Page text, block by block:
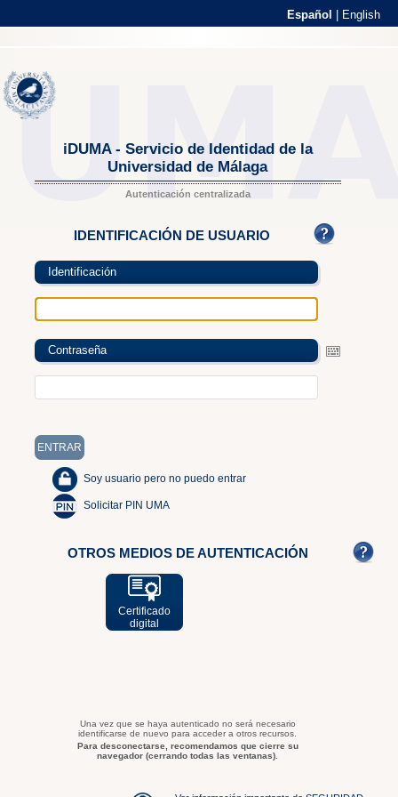
Español English
iDUMA - Servicio de Identidad de la
Universidad de Málaga
Autenticación centralizada
IDENTIFICACIÓN DE USUARIO
Identificación
Contraseña
Soy usuario pero no puedo entrar
Solicitar PIN UMA
OTROS MEDIOS DE AUTENTICACIÓN
Certificado
digital
Una vez que se haya autenticado no será necesario
identificarse de nuevo para acceder a otros recursos.
Para desconectarse, recomendamos que cierre su
navegador (cerrando todas las ventanas).